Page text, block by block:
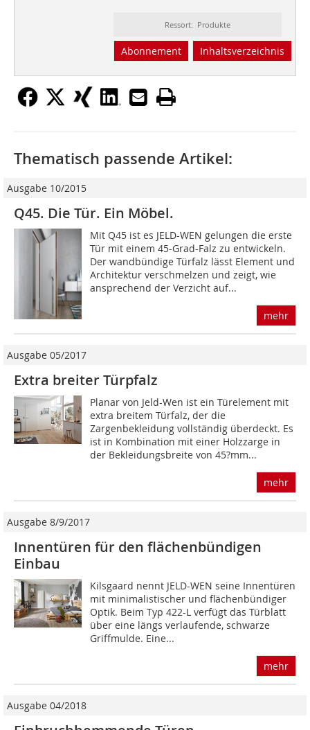
Ressort: Produkte
Abonnement Inhaltsverzeichnis
Thematisch passende Artikel:
Ausgabe 10/2015
Q45. Die Tür. Ein Möbel.
Mit Q45 ist es JELD-WEN gelungen die erste
Tür mit einem 45-Grad-Falz zu entwickeln.
Der wandbündige Türfalz lässt Element und
Architektur verschmelzen und zeigt, wie
ansprechend der Verzicht auf...
mehr
Ausgabe 05/2017
Extra breiter Türpfalz
Planar von Jeld-Wen ist ein Türelement mit
extra breitem Türfalz, der die
Zargenbekleidung vollständig überdeckt. Es
ist in Kombi­nation mit einer Holzzarge in
der Bekleidungsbreite von 45?mm...
mehr
Ausgabe 8/9/2017
Innentüren für den flächenbündigen
Einbau
Kilsgaard nennt JELD-WEN seine Innentüren
mit minimalistischer und flächenbündiger
Optik. Beim Typ 422-L verfügt das Türblatt
über eine längs verlaufende, schwarze
Griffmulde. Eine...
mehr
Ausgabe 04/2018